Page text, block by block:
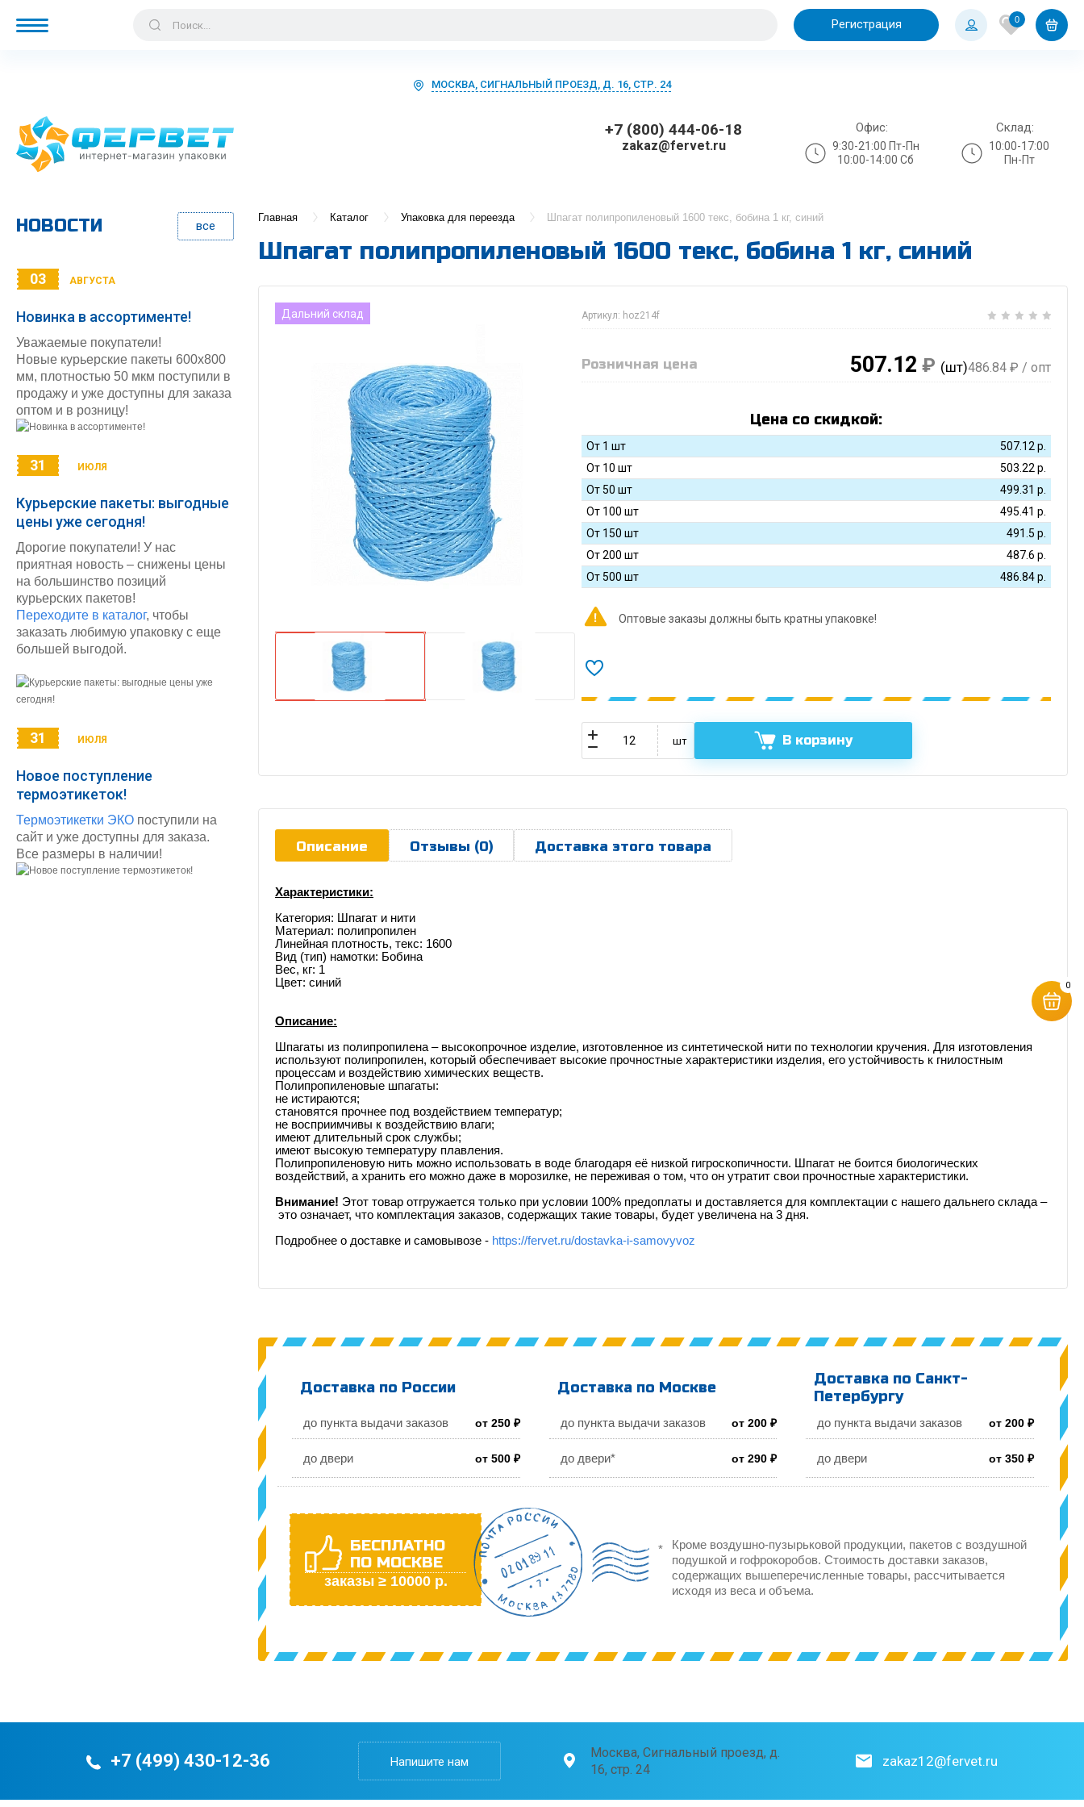
Регистрация 0
МОСКВА, СИГНАЛЬНЫЙ ПРОЕЗД, Д. 16, СТР. 24
+7 (800) 444-06-18
zakaz@fervet.ru
Офис:
9:30-21:00 Пт-Пн
10:00-14:00 Сб
Склад:
10:00-17:00
Пн-Пт
Главная Каталог Упаковка для переезда Шпагат полипропиленовый 1600 текс, бобина 1 кг, синий
Шпагат полипропиленовый 1600 текс, бобина 1 кг, синий
Дальний склад Артикул: hoz214f
Розничная цена 507.12 ₽ (шт)486.84 ₽ / опт
Цена со скидкой:
От 1 шт 507.12 р.
От 10 шт
503.22 р.
От 50 шт
499.31 р.
От 100 шт
495.41 р.
От 150 шт
491.5 р.
От 200 шт
487.6 р.
От 500 шт
486.84р.
Оптовые заказы должны быть кратны упаковке!
шт В корзину
Описание Отзывы (0) Доставка этого товара
Характеристики:
Категория: Шпагат и нити
Материал: полипропилен
Линейная плотность, текс: 1600
Вид (тип) намотки: Бобина
Вес, кг: 1
Цвет: синий
Описание:
Шпагаты из полипропилена – высокопрочное изделие, изготовленное из синтетической нити по технологии кручения. Для изготовления
используют полипропилен, который обеспечивает высокие прочностные характеристики изделия, его устойчивость к гнилостным
процессам и воздействию химических веществ.
Полипропиленовые шпагаты:
не истираются;
становятся прочнее под воздействием температур;
не восприимчивы к воздействию влаги;
имеют длительный срок службы;
имеют высокую температуру плавления.
Полипропиленовую нить можно использовать в воде благодаря её низкой гигроскопичности. Шпагат не боится биологических
воздействий, а хранить его можно даже в морозилке, не переживая о том, что он утратит свои прочностные характеристики.
Внимание! Этот товар отгружается только при условии 100% предоплаты и доставляется для комплектации с нашего дальнего склада –
это означает, что комплектация заказов, содержащих такие товары, будет увеличена на 3 дня.
Подробнее о доставке и самовывозе - https://fervet.ru/dostavka-i-samovyvoz
Доставка по России
до пункта выдачи заказов от 250 ₽
до двери от 500 ₽
Доставка по Москве
до пункта выдачи заказов от 200 ₽
до двери* от 290 ₽
Доставка по Санкт-
Петербургу
до пункта выдачи заказов от 200 ₽
до двери от 350 ₽
БЕСПЛАТНО
ПО МОСКВЕ
заказы ≥ 10000 р.
Кроме воздушно-пузырьковой продукции, пакетов с воздушной
подушкой и гофрокоробов. Стоимость доставки заказов,
содержащих вышеперечисленные товары, рассчитывается
исходя из веса и объема.
НОВОСТИ все
03 АВГУСТА
Новинка в ассортименте!
Уважаемые покупатели!
Новые курьерские пакеты 600х800
мм, плотностью 50 мкм поступили в
продажу и уже доступны для заказа
оптом и в розницу!
31 ИЮЛЯ
Курьерские пакеты: выгодные
цены уже сегодня!
Дорогие покупатели! У нас
приятная новость – снижены цены
на большинство позиций
курьерских пакетов!
Переходите в каталог, чтобы
заказать любимую упаковку с еще
большей выгодой.
31 ИЮЛЯ
Новое поступление
термоэтикеток!
Термоэтикетки ЭКО поступили на
сайт и уже доступны для заказа.
Все размеры в наличии!
+7 (499) 430-12-36 Напишите нам
Москва, Сигнальный проезд, д.
16, стр. 24
zakaz12@fervet.ru
0